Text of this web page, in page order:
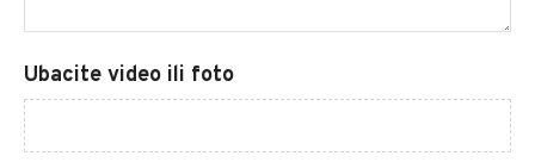
Ubacite video ili foto